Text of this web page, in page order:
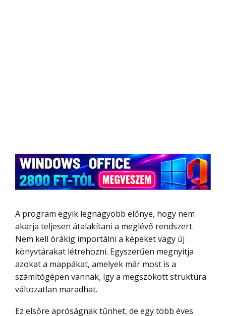
A program egyik legnagyobb előnye, hogy nem
akarja teljesen átalakítani a meglévő rendszert.
Nem kell órákig importálni a képeket vagy új
könyvtárakat létrehozni. Egyszerűen megnyitja
azokat a mappákat, amelyek már most is a
számítógépen vannak, így a megszokott struktúra
változatlan maradhat.
Ez elsőre apróságnak tűnhet, de egy több éves